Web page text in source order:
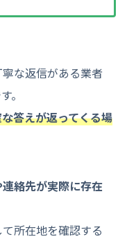
な返信がある業者
。
答えが返ってくる場
絡先が実際に存在
所在地を確認する